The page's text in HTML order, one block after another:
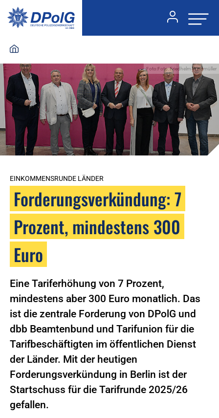
Foto:Foto: Friedhelm Windmüller
EINKOMMENSRUNDE LÄNDER
Forderungsverkündung: 7
Prozent, mindestens 300
Euro
Eine Tariferhöhung von 7 Prozent,
mindestens aber 300 Euro monatlich. Das
ist die zentrale Forderung von DPolG und
dbb Beamtenbund und Tarifunion für die
Tarifbeschäftigten im öffentlichen Dienst
der Länder. Mit der heutigen
Forderungsverkündung in Berlin ist der
Startschuss für die Tarifrunde 2025/26
gefallen.